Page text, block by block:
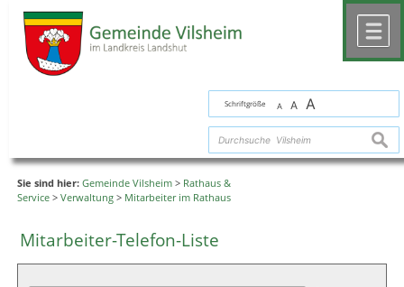
Schriftgröße A A A
Sie sind hier: Gemeinde Vilsheim > Rathaus &
Service > Verwaltung > Mitarbeiter im Rathaus
Mitarbeiter-Telefon-Liste